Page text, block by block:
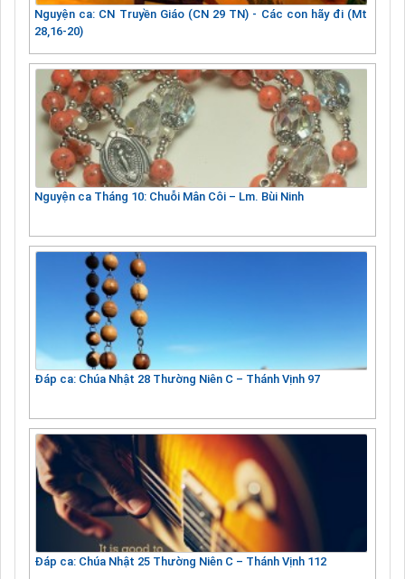
Nguyện ca: CN Truyền Giáo (CN 29 TN) - Các con hãy đi (Mt
28,16-20)
Nguyện ca Tháng 10: Chuỗi Mân Côi – Lm. Bùi Ninh
Đáp ca: Chúa Nhật 28 Thường Niên C – Thánh Vịnh 97
Đáp ca: Chúa Nhật 25 Thường Niên C – Thánh Vịnh 112